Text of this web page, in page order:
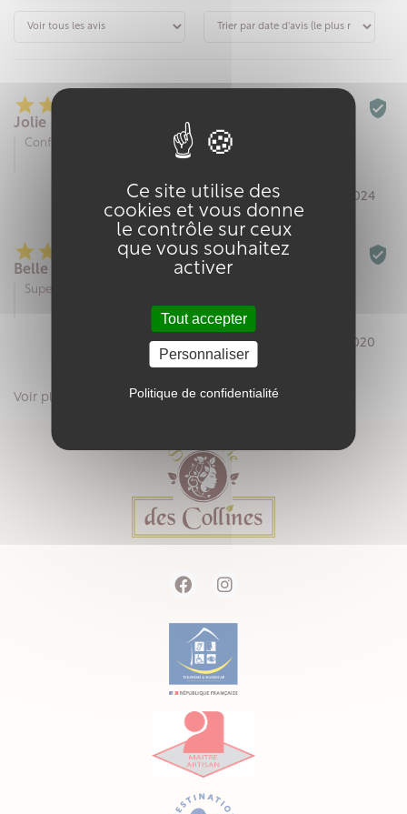
Ce site utilise des
cookies et vous donne
le contrôle sur ceux
que vous souhaitez
activer
Tout accepter
Personnaliser
Politique de confidentialité

Jolie
Conforme à ce que j\'attendais

Par Beatrice F. le 17/07/2024
  
Belle boite
Super idée pour offrir

Par Chantal L. le 07/12/2020
Voir plus